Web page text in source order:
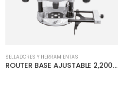
SELLADORES Y HERRAMIENTAS
ROUTER BASE AJUSTABLE 2,200W / 9000-23000RPM